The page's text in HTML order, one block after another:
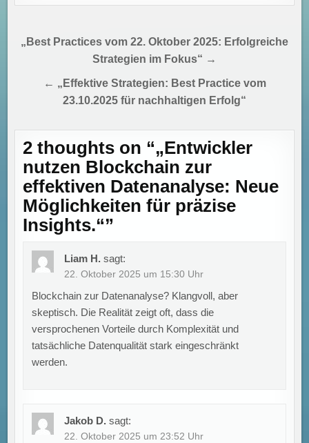
Beitragsnavigation
„Best Practices vom 22. Oktober 2025: Erfolgreiche
Strategien im Fokus“ →
← „Effektive Strategien: Best Practice vom
23.10.2025 für nachhaltigen Erfolg“
2 thoughts on “„Entwickler
nutzen Blockchain zur
effektiven Datenanalyse: Neue
Möglichkeiten für präzise
Insights.“”
Liam H. sagt:
22. Oktober 2025 um 15:30 Uhr
Blockchain zur Datenanalyse? Klangvoll, aber
skeptisch. Die Realität zeigt oft, dass die
versprochenen Vorteile durch Komplexität und
tatsächliche Datenqualität stark eingeschränkt
werden.
Jakob D. sagt:
22. Oktober 2025 um 23:52 Uhr